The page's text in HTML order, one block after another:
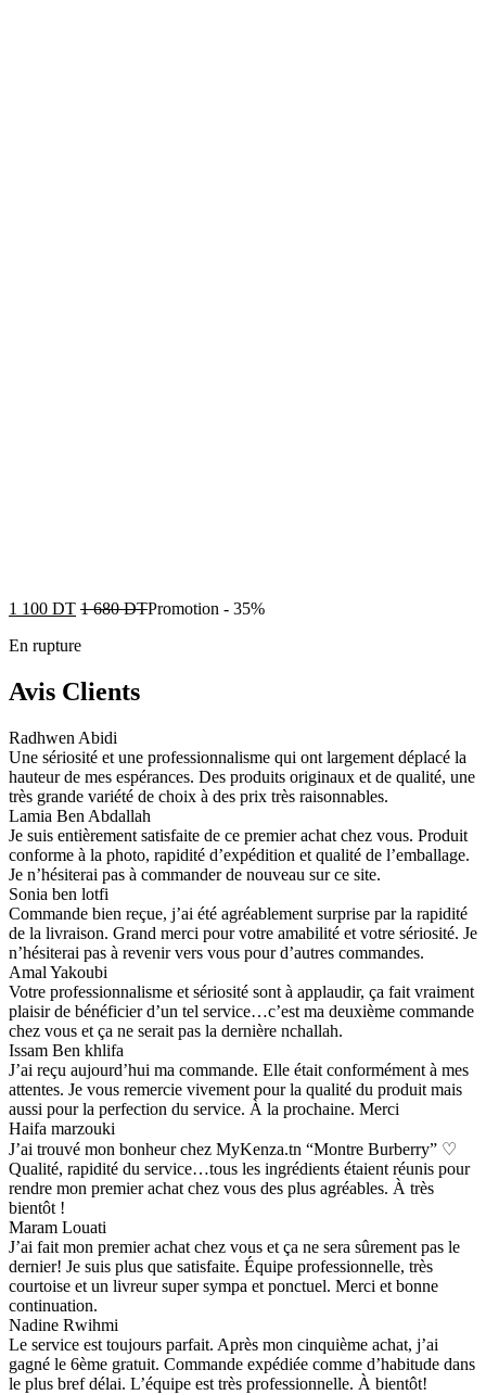
1 100 DT 1 680DTPromotion - 35%
En rupture
Avis Clients
Radhwen Abidi
Une sériosité et une professionnalisme qui ont largement déplacé la
hauteur de mes espérances. Des produits originaux et de qualité, une
très grande variété de choix à des prix très raisonnables.
Lamia Ben Abdallah
Je suis entièrement satisfaite de ce premier achat chez vous. Produit
conforme à la photo, rapidité d’expédition et qualité de l’emballage.
Je n’hésiterai pas à commander de nouveau sur ce site.
Sonia ben lotfi
Commande bien reçue, j’ai été agréablement surprise par la rapidité
de la livraison. Grand merci pour votre amabilité et votre sériosité. Je
n’hésiterai pas à revenir vers vous pour d’autres commandes.
Amal Yakoubi
Votre professionnalisme et sériosité sont à applaudir, ça fait vraiment
plaisir de bénéficier d’un tel service…c’est ma deuxième commande
chez vous et ça ne serait pas la dernière nchallah.
Issam Ben khlifa
J’ai reçu aujourd’hui ma commande. Elle était conformément à mes
attentes. Je vous remercie vivement pour la qualité du produit mais
aussi pour la perfection du service. À la prochaine. Merci
Haifa marzouki
J’ai trouvé mon bonheur chez MyKenza.tn “Montre Burberry” ♡
Qualité, rapidité du service…tous les ingrédients étaient réunis pour
rendre mon premier achat chez vous des plus agréables. À très
bientôt !
Maram Louati
J’ai fait mon premier achat chez vous et ça ne sera sûrement pas le
dernier! Je suis plus que satisfaite. Équipe professionnelle, très
courtoise et un livreur super sympa et ponctuel. Merci et bonne
continuation.
Nadine Rwihmi
Le service est toujours parfait. Après mon cinquième achat, j’ai
gagné le 6ème gratuit. Commande expédiée comme d’habitude dans
le plus bref délai. L’équipe est très professionnelle. À bientôt!